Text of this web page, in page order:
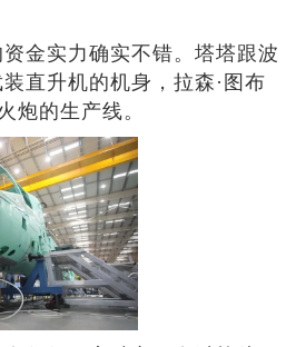
金实力确实不错。塔塔跟波
直升机的机身，拉森·图布
炮的生产线。